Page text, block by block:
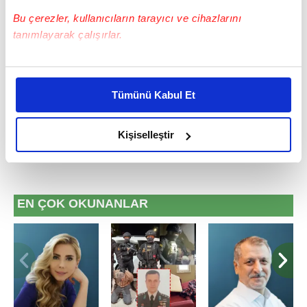
Bu çerezler, kullanıcıların tarayıcı ve cihazlarını
tanımlayarak çalışırlar.
Bu çerezlere izin vermeniz halinde sizlere özel
daha iyi reklam deneyimi yaşatabiliriz. Bunu yaparken
amacımızın size daha iyi bir reklam deneyimi sunmak
olduğunu ve sizlere en iyi içerikleri sunabilmek adına
elimizden gelen çabayı gösterdiğimizi ve bu noktada,
reklamların maliyetlerimizi karşılamak noktasında tek gelir
Her halükârda, kullanıcılar, bu çerezlere izin vermedikleri
takdirde, kullanıcılara hedefli reklamlar
gösterilmeyecektir."
Sizlere daha iyi bir hizmet sunabilmek için İnternet
Sitemizde kendimize ve üçüncü kişilere ait çerezler
Tümünü Kabul Et
Kişiselleştir
#2026 FIFA DÜNYA KUPASI
#FRANSA #MEKSİKA
EN ÇOK OKUNANLAR